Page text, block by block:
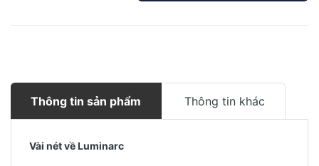
Thông tin sản phẩm Thông tin khác
Vài nét về Luminarc